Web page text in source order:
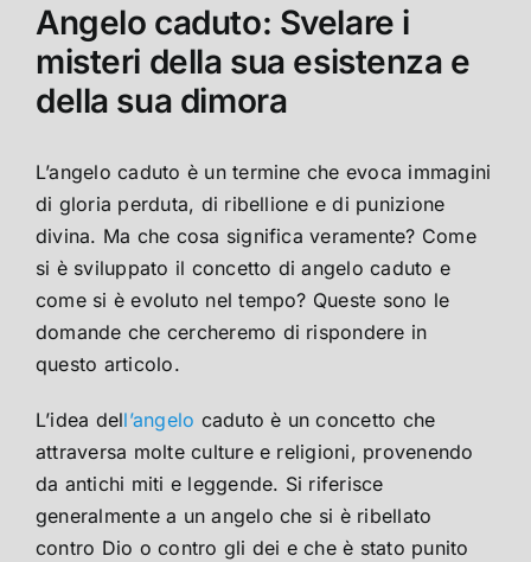
Angelo caduto: Svelare i
misteri della sua esistenza e
della sua dimora
L’angelo caduto è un termine che evoca immagini
di gloria perduta, di ribellione e di punizione
divina. Ma che cosa significa veramente? Come
si è sviluppato il concetto di angelo caduto e
come si è evoluto nel tempo? Queste sono le
domande che cercheremo di rispondere in
questo articolo.
L’idea dell’angelo caduto è un concetto che
attraversa molte culture e religioni, provenendo
da antichi miti e leggende. Si riferisce
generalmente a un angelo che si è ribellato
contro Dio o contro gli dei e che è stato punito